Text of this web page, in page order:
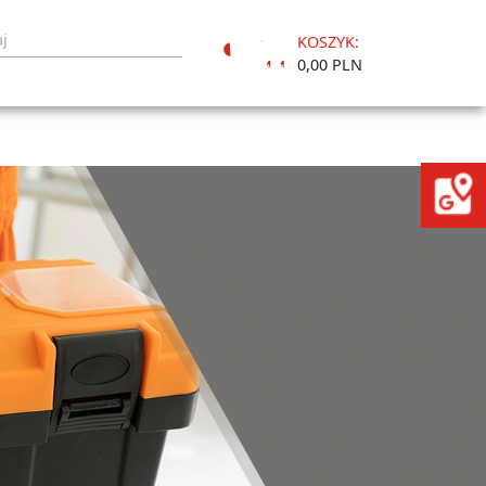
Moje
KOSZYK:
0,00 PLN